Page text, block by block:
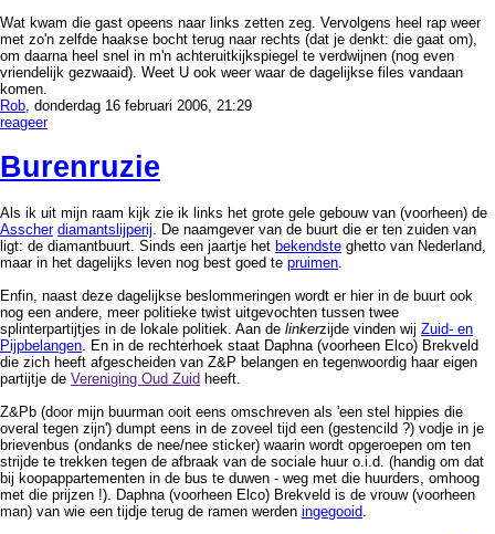
Wat kwam die gast opeens naar links zetten zeg. Vervolgens heel rap weer
met zo'n zelfde haakse bocht terug naar rechts (dat je denkt: die gaat om),
om daarna heel snel in m'n achteruitkijkspiegel te verdwijnen (nog even
vriendelijk gezwaaid). Weet U ook weer waar de dagelijkse files vandaan
komen.
Rob, donderdag 16 februari 2006, 21:29
reageer
Burenruzie
Als ik uit mijn raam kijk zie ik links het grote gele gebouw van (voorheen) de
Asscher diamantslijperij . De naamgever van de buurt die er ten zuiden van
ligt: de diamantbuurt. Sinds een jaartje het bekendste ghetto van Nederland,
maar in het dagelijks leven nog best goed te pruimen
Enfin, naast deze dagelijkse beslommeringen wordt er hier in de buurt ook
nog een andere, meer politieke twist uitgevochten tussen twee
splinterpartijtjes in de lokale politiek. Aan de linkerzijde vinden wij Zuid- en
Pijpbelangen . En in de rechterhoek staat Daphna (voorheen Elco) Brekveld
die zich heeft afgescheiden van Z&P belangen en tegenwoordig haar eigen
partijtje de Vereniging Oud Zuid heeft.
Z&Pb (door mijn buurman ooit eens omschreven als 'een stel hippies die
overal tegen zijn') dumpt eens in de zoveel tijd een (gestencild ?) vodje in je
brievenbus (ondanks de nee/nee sticker) waarin wordt opgeroepen om ten
strijde te trekken tegen de afbraak van de sociale huur o.i.d. (handig om dat
bij koopappartementen in de bus te duwen - weg met die huurders, omhoog
met die prijzen !). Daphna (voorheen Elco) Brekveld is de vrouw (voorheen
man) van wie een tijdje terug de ramen werden ingegooid